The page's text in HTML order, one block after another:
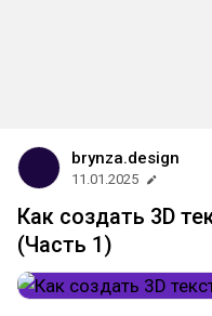
brynza.design
11.01.2025
Как создать 3D
(Часть 1)